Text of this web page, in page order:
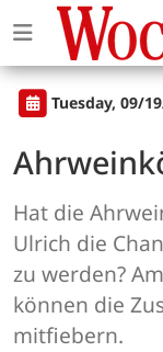
Tuesday, 09/
Hat die
Ulrich die
zu werden?
können die
mitfiebern.